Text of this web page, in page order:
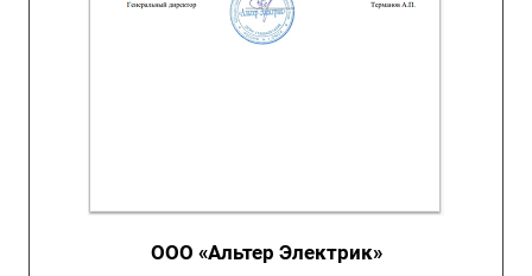
ООО «Альтер Электрик»